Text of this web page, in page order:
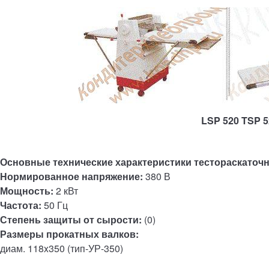
LSP 520 TSP
Основные технические характеристики
Нормированное напряжение: 380 В
Мощность: 2 кВт
Частота: 50 Гц
Степень защиты от сырости: (0)
Размеры прокатных валков:
диам. 118x350 (тип-УР-350)